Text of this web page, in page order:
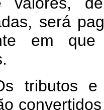
será
em
tributos e